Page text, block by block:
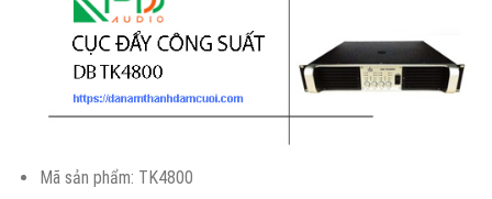
Mã sản phẩm: TK4800